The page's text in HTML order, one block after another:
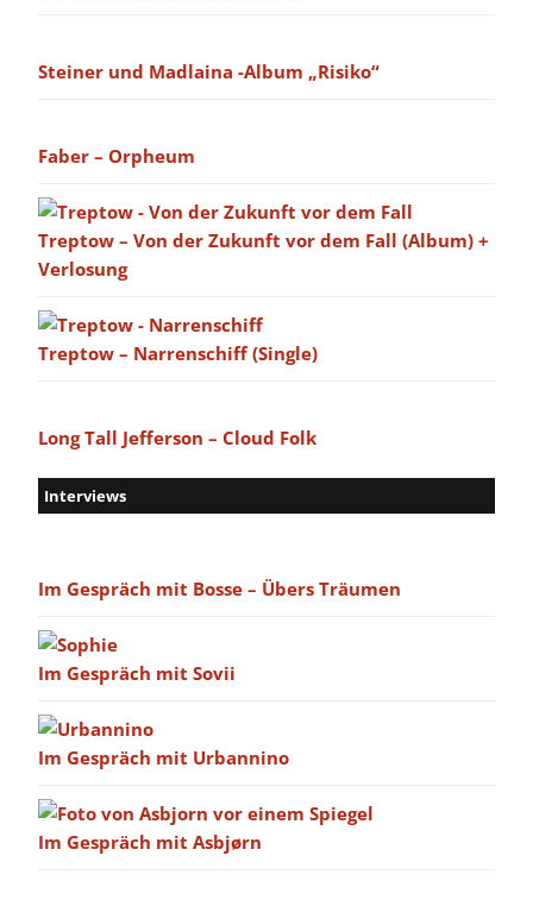
Steiner und Madlaina -Album „Risiko“
Faber – Orpheum
Treptow – Von der Zukunft vor dem Fall (Album) +
Verlosung
Treptow – Narrenschiff (Single)
Long Tall Jefferson – Cloud Folk
Interviews
Im Gespräch mit Bosse – Übers Träumen
Im Gespräch mit Sovii
Im Gespräch mit Urbannino
Im Gespräch mit Asbjørn